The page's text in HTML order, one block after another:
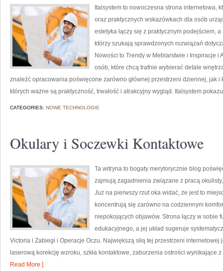
Italsystem to nowoczesna strona internetowa,
oraz praktycznych wskazówkach dla osób
estetyka łączy się z praktycznym podejściem,
którzy szukają sprawdzonych rozwiązań
Nowości to Trendy w Meblarstwie i Inspiracje i
osób, które chcą trafnie wybierać detale
znaleźć opracowania poświęcone zarówno głównej przestrzeni dziennej, jak i
których ważne są praktyczność, trwałość i atrakcyjny wygląd. Italsystem
CATEGORIES: NOWE TECHNOLOGIE
Okulary i Soczewki Kontaktowe
Ta witryna to bogaty merytorycznie blog
zajmują zagadnienia związane z pracą
Już na pierwszy rzut oka widać, że jest to
koncentrują się zarówno na codziennym
niepokojących objawów. Strona łączy w sobie
edukacyjnego, a jej układ sugeruje
Victoria i Zabiegi i Operacje Oczu. Największą siłą tej przestrzeni
laserową korekcję wzroku, szkła kontaktowe, zaburzenia ostrości wynikające
Read More ]